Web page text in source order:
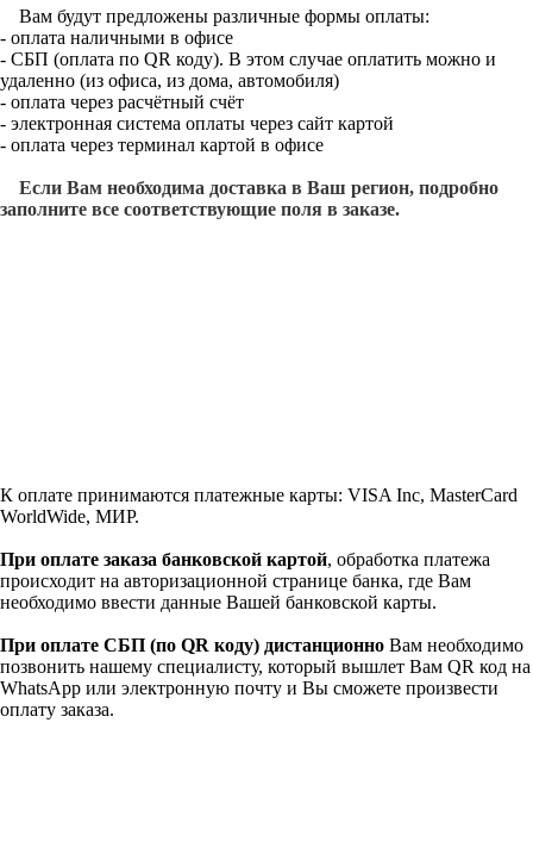
Вам будут предложены различные формы оплаты:
- оплата наличными в офисе
- СБП (оплата по QR коду). В этом случае оплатить можно и
удаленно (из офиса, из дома, автомобиля)
- оплата через расчётный счёт
- электронная система оплаты через сайт картой
- оплата через терминал картой в офисе
Если Вам необходима доставка в Ваш регион, подробно
заполните все соответствующие поля в заказе.
К оплате принимаются платежные карты: VISA Inc, MasterCard
WorldWide, МИР.
При оплате заказа банковской картой, обработка платежа
происходит на авторизационной странице банка, где Вам
необходимо ввести данные Вашей банковской карты.
При оплате СБП (по QR коду) дистанционно Вам необходимо
позвонить нашему специалисту, который вышлет Вам QR код на
WhatsApp или электронную почту и Вы сможете произвести
оплату заказа.